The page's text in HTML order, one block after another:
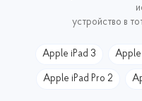
устройство в
Apple iPad 3 Apple
Apple iPad Pro 2